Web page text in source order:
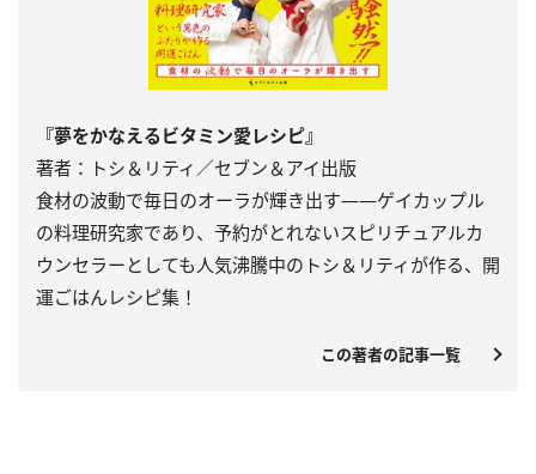
『夢をかなえるビタミン愛レシピ』
著者：トシ＆リティ／セブン＆アイ出版
食材の波動で毎日のオーラが輝き出す――ゲイカップル
の料理研究家であり、予約がとれないスピリチュアルカ
ウンセラーとしても人気沸騰中のトシ＆リティが作る、開
運ごはんレシピ集！
この著者の記事一覧